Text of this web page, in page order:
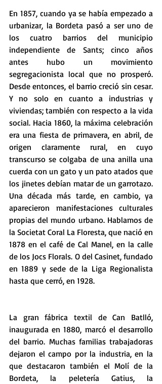
En 1857, cuando ya se había empezado a
urbanizar, la Bordeta pasó a ser uno de
los cuatro barrios del municipio
independiente de Sants; cinco años
antes hubo un movimiento
segregacionista local que no prosperó.
Desde entonces, el barrio creció sin cesar.
Y no solo en cuanto a industrias y
viviendas; también con respecto a la vida
social. Hacia 1860, la máxima celebración
era una fiesta de primavera, en abril, de
origen claramente rural, en cuyo
transcurso se colgaba de una anilla una
cuerda con un gato y un pato atados que
los jinetes debían matar de un garrotazo.
Una década más tarde, en cambio, ya
aparecieron manifestaciones culturales
propias del mundo urbano. Hablamos de
la Societat Coral La Floresta, que nació en
1878 en el café de Cal Manel, en la calle
de los Jocs Florals. O del Casinet, fundado
en 1889 y sede de la Liga Regionalista
hasta que cerró, en 1928.
La gran fábrica textil de Can Batlló,
inaugurada en 1880, marcó el desarrollo
del barrio. Muchas familias trabajadoras
dejaron el campo por la industria, en la
que destacaron también el Molí de la
Bordeta, la peletería Gatius, la